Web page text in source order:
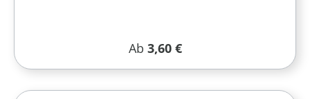
Regulärer Preis:
Ab 3,60 €